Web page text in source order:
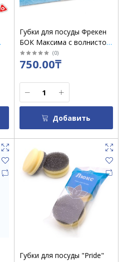
Губки для посуды Фрекен
БОК Максима с волнистой
поверхностью, 5+1 шт /
уп/0185
(0)
750.00₸
Добавить
Губки для посуды "Pride"